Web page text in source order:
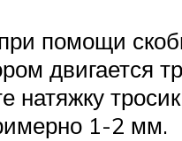
помощи
двигается
натяжку
1-2 мм.